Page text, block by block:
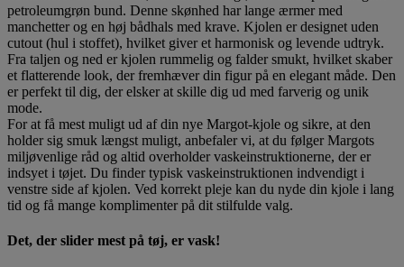
petroleumgrøn bund. Denne skønhed har lange ærmer med
manchetter og en høj bådhals med krave. Kjolen er designet uden
cutout (hul i stoffet), hvilket giver et harmonisk og levende udtryk.
Fra taljen og ned er kjolen rummelig og falder smukt, hvilket skaber
et flatterende look, der fremhæver din figur på en elegant måde. Den
er perfekt til dig, der elsker at skille dig ud med farverig og unik
mode.
For at få mest muligt ud af din nye Margot-kjole og sikre, at den
holder sig smuk længst muligt, anbefaler vi, at du følger Margots
miljøvenlige råd og altid overholder vaskeinstruktionerne, der er
indsyet i tøjet. Du finder typisk vaskeinstruktionen indvendigt i
venstre side af kjolen. Ved korrekt pleje kan du nyde din kjole i lang
tid og få mange komplimenter på dit stilfulde valg.
Det, der slider mest på tøj, er vask!